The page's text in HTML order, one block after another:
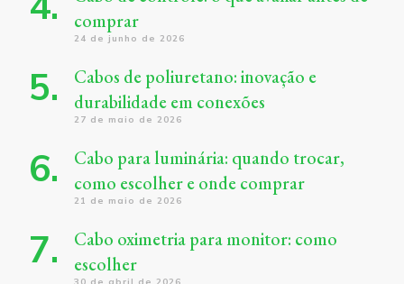
comprar
24 de junho de 2026
Cabos de poliuretano: inovação e
durabilidade em conexões
27 de maio de 2026
Cabo para luminária: quando trocar,
como escolher e onde comprar
21 de maio de 2026
Cabo oximetria para monitor: como
escolher